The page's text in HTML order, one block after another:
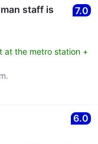
property and
staff is
7.0
at the metro station +
6.0